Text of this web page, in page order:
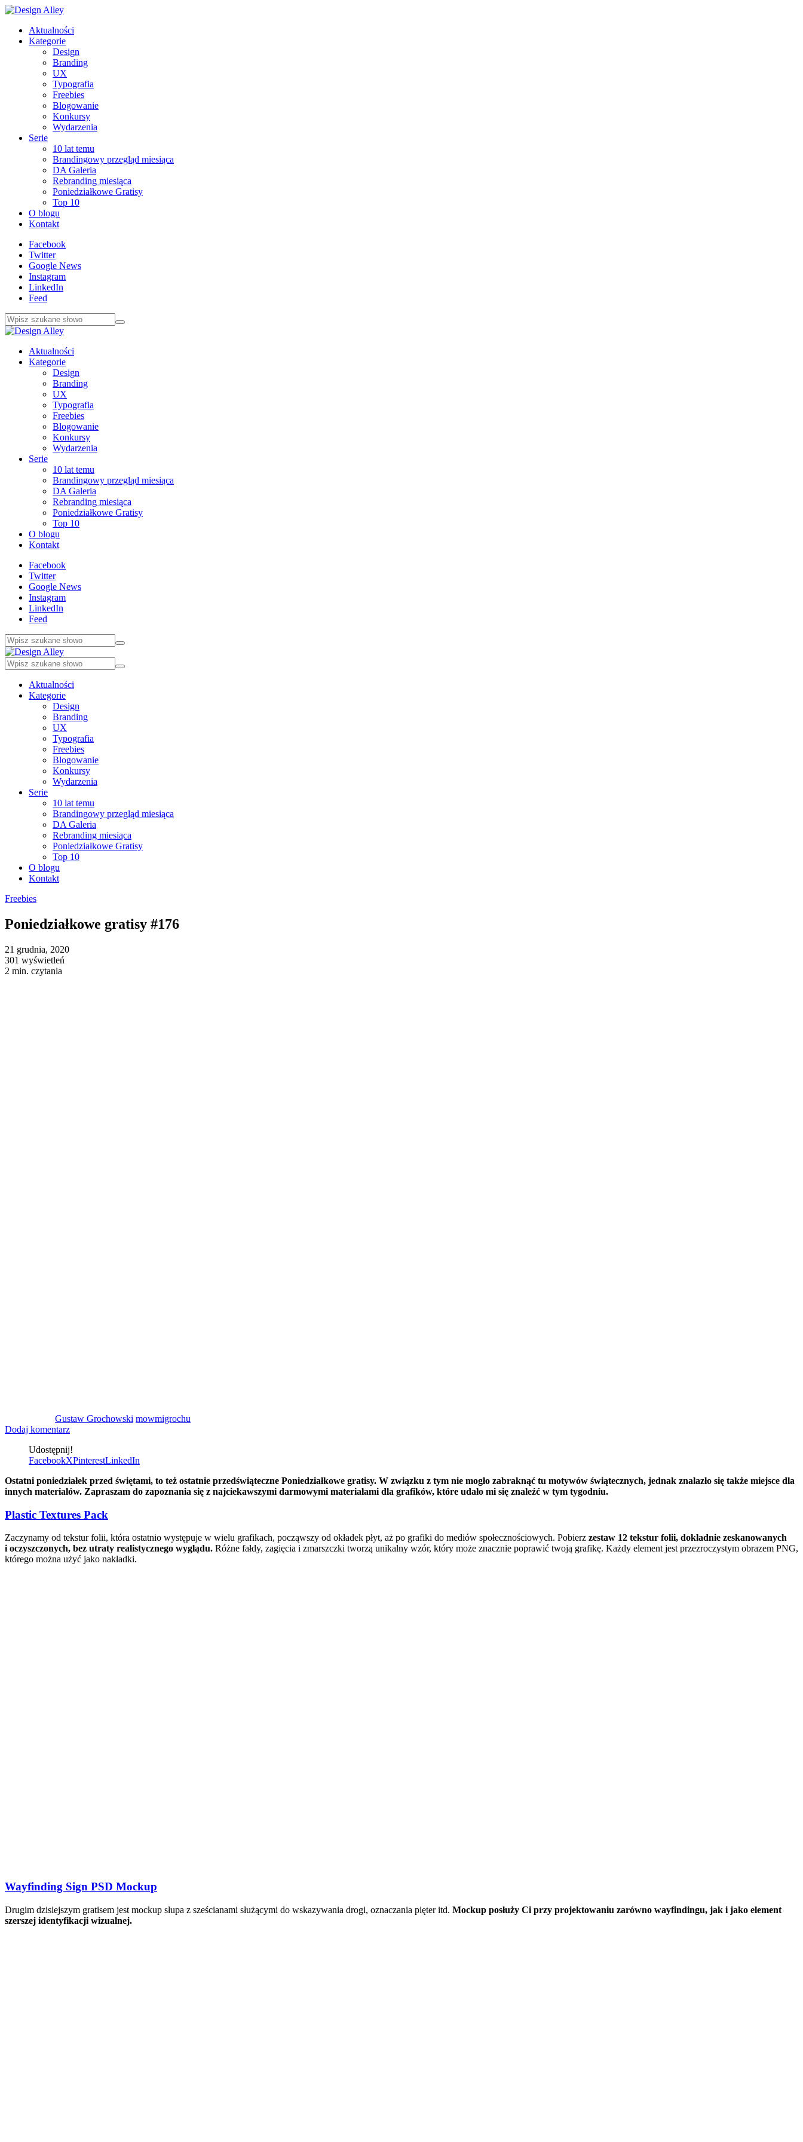
Aktualności
Kategorie
Design
Branding
UX
Typografia
Freebies
Blogowanie
Konkursy
Wydarzenia
Serie
10 lat temu
Brandingowy przegląd miesiąca
DA Galeria
Rebranding miesiąca
Poniedziałkowe Gratisy
Top 10
O blogu
Kontakt
Facebook
Twitter
Google News
Instagram
LinkedIn
Feed
Aktualności
Kategorie
Design
Branding
UX
Typografia
Freebies
Blogowanie
Konkursy
Wydarzenia
Serie
10 lat temu
Brandingowy przegląd miesiąca
DA Galeria
Rebranding miesiąca
Poniedziałkowe Gratisy
Top 10
O blogu
Kontakt
Facebook
Twitter
Google News
Instagram
LinkedIn
Feed
Aktualności
Kategorie
Design
Branding
UX
Typografia
Freebies
Blogowanie
Konkursy
Wydarzenia
Serie
10 lat temu
Brandingowy przegląd miesiąca
DA Galeria
Rebranding miesiąca
Poniedziałkowe Gratisy
Top 10
O blogu
Kontakt
Freebies
Poniedziałkowe gratisy #176
21 grudnia, 2020
301 wyświetleń
2 min. czytania
Gustaw Grochowski mowmigrochu
Dodaj komentarz
Udostępnij!
FacebookXPinterestLinkedIn
Ostatni poniedziałek przed świętami, to też ostatnie przedświąteczne Poniedziałkowe gratisy. W związku z tym nie mogło zabraknąć tu motywów świątecznych, jednak znalazło się także miejsce dla
innych materiałów. Zapraszam do zapoznania się z najciekawszymi darmowymi materiałami dla grafików, które udało mi się znaleźć w tym tygodniu.
Plastic Textures Pack
Zaczynamy od tekstur folii, która ostatnio występuje w wielu grafikach, począwszy od okładek płyt, aż po grafiki do mediów społecznościowych. Pobierz zestaw 12 tekstur folii, dokładnie zeskanowanych
i oczyszczonych, bez utraty realistycznego wyglądu. Różne fałdy, zagięcia i zmarszczki tworzą unikalny wzór, który może znacznie poprawić twoją grafikę. Każdy element jest przezroczystym obrazem PNG,
którego można użyć jako nakładki.
Wayfinding Sign PSD Mockup
Drugim dzisiejszym gratisem jest mockup słupa z sześcianami służącymi do wskazywania drogi, oznaczania pięter itd. Mockup posłuży Ci przy projektowaniu zarówno wayfindingu, jak i jako element
szerszej identyfikacji wizualnej.